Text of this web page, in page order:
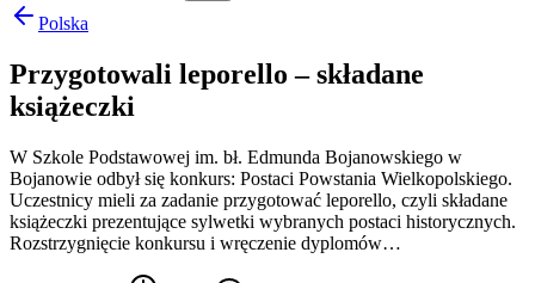
Polska
Przygotowali leporello – składane
książeczki
W Szkole Podstawowej im. bł. Edmunda Bojanowskiego w
Bojanowie odbył się konkurs: Postaci Powstania Wielkopolskiego.
Uczestnicy mieli za zadanie przygotować leporello, czyli składane
książeczki prezentujące sylwetki wybranych postaci historycznych.
Rozstrzygnięcie konkursu i wręczenie dyplomów…